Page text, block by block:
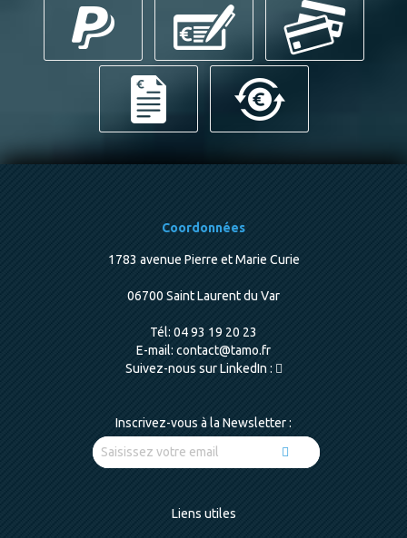
Coordonnées
1783 avenue Pierre et Marie Curie
06700 Saint Laurent du Var
Tél: 04 93 19 20 23
E-mail: contact@tamo.fr
Suivez-nous sur LinkedIn :
Inscrivez-vous à la Newsletter :
Liens utiles